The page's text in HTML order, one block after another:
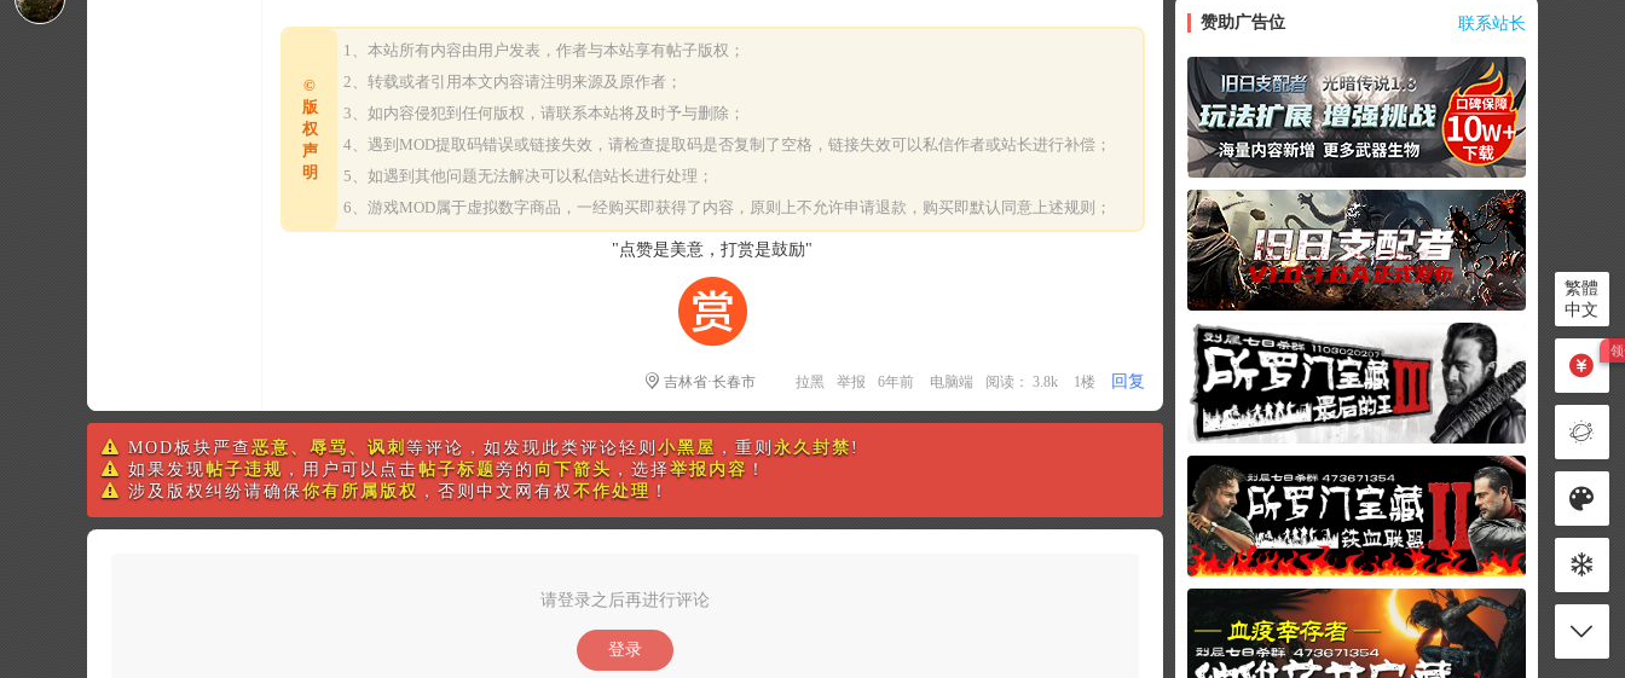
©
版
权
声
明
1、本站所有内容由用户发表，作者与本站享有帖子版权；
2、转载或者引用本文内容请注明来源及原作者；
3、如内容侵犯到任何版权，请联系本站将及时予与删除；
4、遇到MOD提取码错误或链接失效，请检查提取码是否复制了空格，链接失效可以私信作者或站长进行补偿；
5、如遇到其他问题无法解决可以私信站长进行处理；
6、游戏MOD属于虚拟数字商品，一经购买即获得了内容，原则上不允许申请退款，购买即默认同意上述规则；
"点赞是美意，打赏是鼓励"
吉林省·长春市 拉黑 举报 6年前 电脑端 阅读： 3.8k 1楼 回复
MOD板块严查 恶意、辱骂、讽刺 等评论，如发现此类评论轻则小黑屋 ，重则 永久封禁 !
如果发现帖子违规 ，用户可以点击帖子标题旁的向下箭头 ，选择举报内容 ！
涉及版权纠纷请确保你有所属版权 ，否则中文网有权不作处理 ！
请登录之后再进行评论
登录
赞助广告位 联系站长
繁體
中文